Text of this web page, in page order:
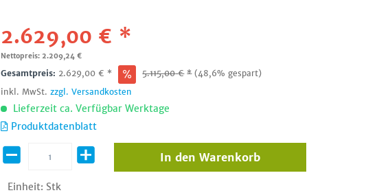
2.629,00 € *
Nettopreis: 2.209,24 €
Gesamtpreis: 2.629,00 € * 5.115,00€ * (48,6% gespart)
inkl. MwSt.zzgl. Versandkosten
Lieferzeit ca. Verfügbar Werktage
Produktdatenblatt
Einheit: Stk
In den Warenkorb